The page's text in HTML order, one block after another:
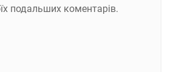
подальших коментарів.